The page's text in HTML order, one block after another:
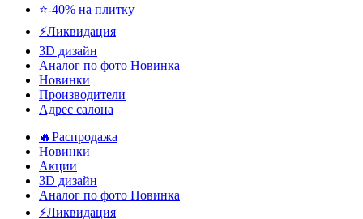
⭐-40% на плитку
⚡️Ликвидация
3D дизайн
Аналог по фото Новинка
Новинки
Производители
Адрес салона
🔥Распродажа
Новинки
Акции
3D дизайн
Аналог по фото Новинка
⚡Ликвидация